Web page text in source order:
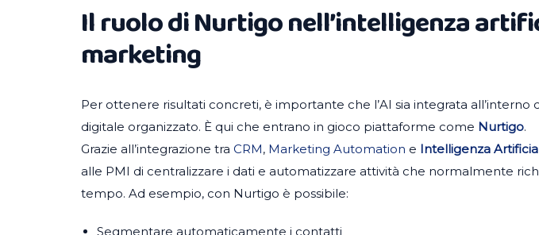
Il ruolo di Nurtigo nell’intelligenza
marketing
Per ottenere risultati concreti, è importante che l’AI sia integrata all’interno
digitale organizzato. È qui che entrano in gioco piattaforme come Nurtigo.
Grazie all’integrazione tra CRM, Marketing Automation e Intelligenza
alle PMI di centralizzare i dati e automatizzare attività che normalmente
tempo. Ad esempio, con Nurtigo è possibile:
Segmentare automaticamente i contatti